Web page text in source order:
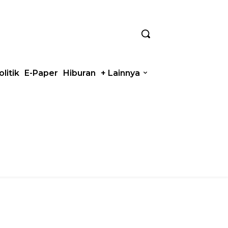
E-Paper Hiburan + Lainnya